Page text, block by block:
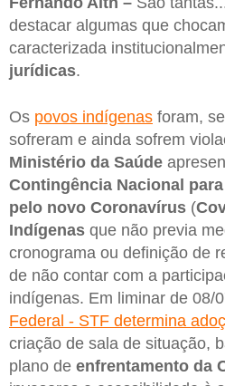
destacar algumas que
caracterizada
jurídicas.
Os povos indígenas foram,
sofreram e ainda sofrem
Ministério da Saúde
Contingência Nacional
pelo novo Coronavírus (
Indígenas que não previa
cronograma ou definição de
de não contar com a
indígenas. Em liminar de 08/
Federal - STF determina
criação de sala de situação,
plano de enfrentamento da